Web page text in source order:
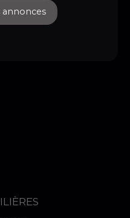
annonces